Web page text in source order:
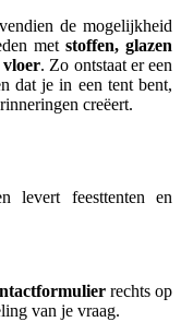
de mogelijkheid
met stoffen, glazen
vloer. Zo ontstaat er een
dat je in een tent bent,
creëert.
levert feesttenten en
rechts op
van je vraag.